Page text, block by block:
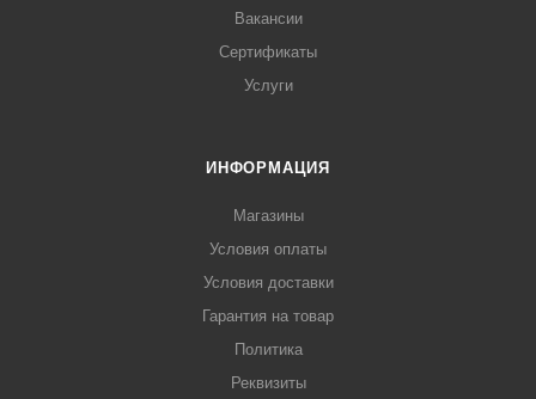
Вакансии
Сертификаты
Услуги
ИНФОРМАЦИЯ
Магазины
Условия оплаты
Условия доставки
Гарантия на товар
Политика
Реквизиты